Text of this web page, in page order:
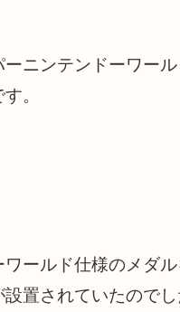
ニンテンドーワー
。
ールド仕様のメダ
置されていたのでし